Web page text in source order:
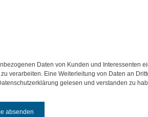
Daten von Kunden und Interessenten
verarbeiten. Eine Weiterleitung von Daten an
gelesen und verstanden zu